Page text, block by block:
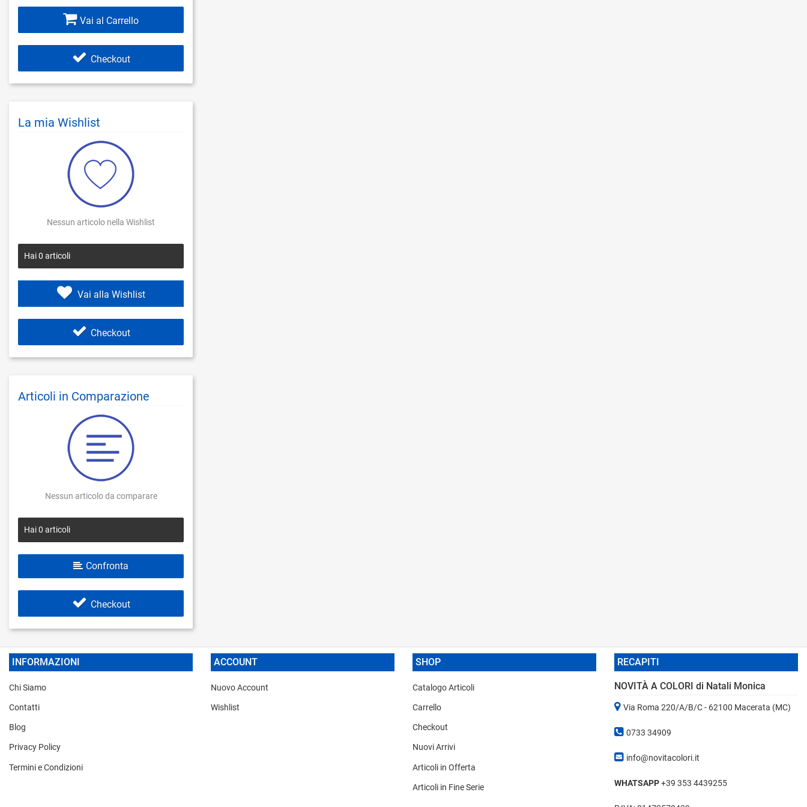
Vai al Carrello
Checkout
La mia Wishlist
Nessun articolo nella Wishlist
Hai0 articoli
Vai alla Wishlist
Checkout
Articoli in Comparazione
Nessun articolo da comparare
Hai0 articoli
Confronta
Checkout
INFORMAZIONI
Chi Siamo
Contatti
Blog
Privacy Policy
Termini e Condizioni
ACCOUNT
Nuovo Account
Wishlist
SHOP
Catalogo Articoli
Carrello
Checkout
Nuovi Arrivi
Articoli in Offerta
Articoli in Fine Serie
RECAPITI
NOVITÀ A COLORI di Natali Monica
Via Roma 220/A/B/C - 62100 Macerata (MC)
0733 34909
info@novitacolori.it
WHATSAPP+39 353 4439255